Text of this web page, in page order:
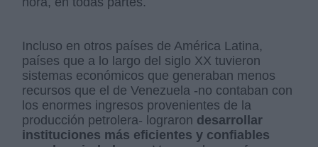
Incluso en otros países de América Latina,
países que a lo largo del siglo XX tuvieron
sistemas económicos que generaban menos
recursos que el de Venezuela -no contaban con
los enormes ingresos provenientes de la
producción petrolera- lograron desarrollar
instituciones más eficientes y confiables